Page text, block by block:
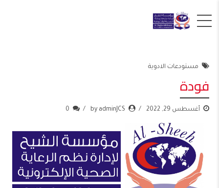
مستودعات الادوية
فودة
أغسطس 29, 2022 by adminJCS
0